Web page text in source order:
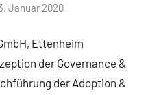
Januar 2020
Ettenheim
der Governance &
der Adoption &